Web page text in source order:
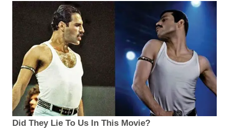
Did They Lie To Us In This Movie?